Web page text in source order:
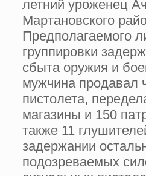
летний уроженец
Мартановского
Предполагаемого
группировки
сбыта оружия и
мужчина продавал
пистолета,
магазины и 150
также 11
задержании
подозреваемых